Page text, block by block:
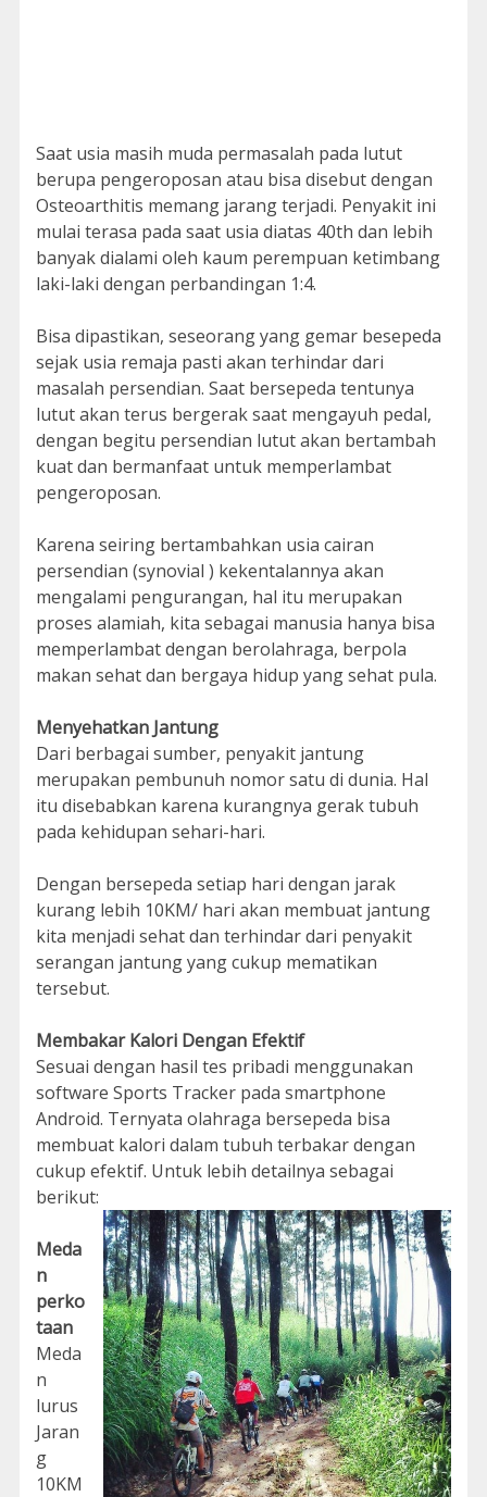
Saat usia masih muda permasalah pada lutut
berupa pengeroposan atau bisa disebut dengan
Osteoarthitis memang jarang terjadi. Penyakit ini
mulai terasa pada saat usia diatas 40th dan lebih
banyak dialami oleh kaum perempuan ketimbang
laki-laki dengan perbandingan 1:4.
Bisa dipastikan, seseorang yang gemar besepeda
sejak usia remaja pasti akan terhindar dari
masalah persendian. Saat bersepeda tentunya
lutut akan terus bergerak saat mengayuh pedal,
dengan begitu persendian lutut akan bertambah
kuat dan bermanfaat untuk memperlambat
pengeroposan.
Karena seiring bertambahkan usia cairan
persendian (synovial ) kekentalannya akan
mengalami pengurangan, hal itu merupakan
proses alamiah, kita sebagai manusia hanya bisa
memperlambat dengan berolahraga, berpola
makan sehat dan bergaya hidup yang sehat pula.
Menyehatkan Jantung
Dari berbagai sumber, penyakit jantung
merupakan pembunuh nomor satu di dunia. Hal
itu disebabkan karena kurangnya gerak tubuh
pada kehidupan sehari-hari.
Dengan bersepeda setiap hari dengan jarak
kurang lebih 10KM/ hari akan membuat jantung
kita menjadi sehat dan terhindar dari penyakit
serangan jantung yang cukup mematikan
tersebut.
Membakar Kalori Dengan Efektif
Sesuai dengan hasil tes pribadi menggunakan
software Sports Tracker pada smartphone
Android. Ternyata olahraga bersepeda bisa
membuat kalori dalam tubuh terbakar dengan
cukup efektif. Untuk lebih detailnya sebagai
berikut:
Meda
n
perko
taan
Meda
n
lurus
Jaran
g
10KM